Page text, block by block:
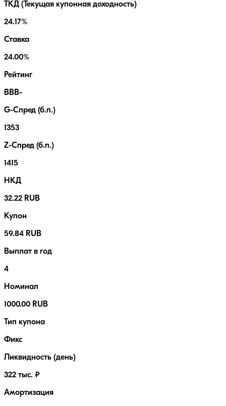
ТКД (Текущая купонная доходность)
24.17%
Ставка
24.00%
Рейтинг
BBB-
G-Спред (б.п.)
1353
Z-Спред (б.п.)
1415
НКД
32.22 RUB
Купон
59.84 RUB
Выплат в год
4
Номинал
1000.00 RUB
Тип купона
Фикс
Ликвидность (день)
322 тыс. ₽
Амортизация